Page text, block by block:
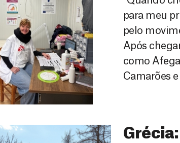
para meu
pelo
Após
como
Camarões